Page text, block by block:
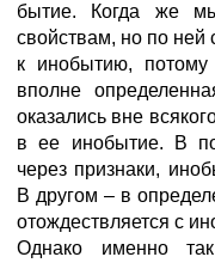
бытие. Когда же
свойствам, но по
к инобытию,
вполне
оказались вне
в ее инобытие. В
через признаки,
В другом – в
отождествляется с
Однако именно